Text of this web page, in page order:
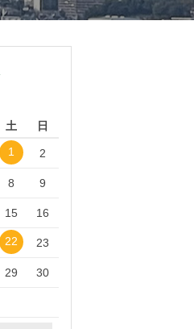
土
日
1
2
8 9
15 16
22 23
29 30